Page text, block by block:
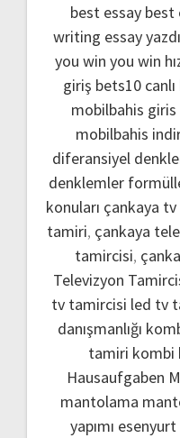
best essay best
writing essay
you win you win
giriş bets10 canlı
mobilbahis giris
mobilbahis
diferansiyel
denklemler
konuları çankaya
tamiri, çankaya
tamircisi,
Televizyon
tv tamircisi led tv
danışmanlığı
tamiri kombi
Hausaufgaben
mantolama
yapımı